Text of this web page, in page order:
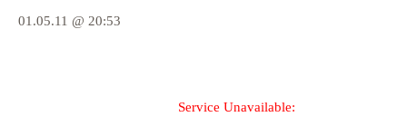
01.05.11 @ 20:53
Formular wird geladen...